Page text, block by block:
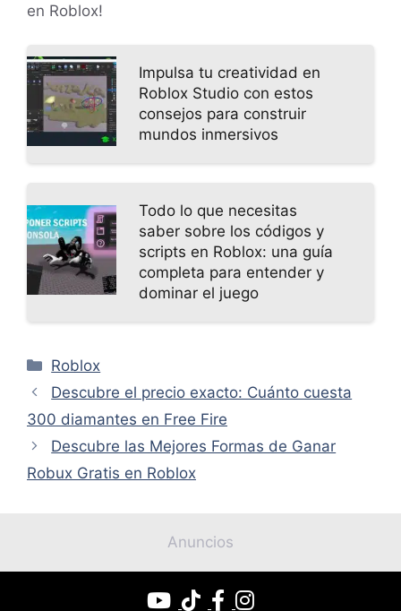
en Roblox!
Impulsa tu creatividad en
Roblox Studio con estos
consejos para construir
mundos inmersivos
Todo lo que necesitas
saber sobre los códigos y
scripts en Roblox: una guía
completa para entender y
dominar el juego
Categorías
Roblox
Descubre el precio exacto: Cuánto cuesta
300 diamantes en Free Fire
Descubre las Mejores Formas de Ganar
Robux Gratis en Roblox
Anuncios